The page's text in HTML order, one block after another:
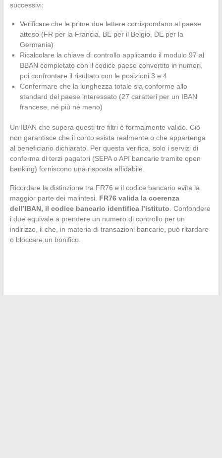
successivi:
Verificare che le prime due lettere corrispondano al paese
atteso (FR per la Francia, BE per il Belgio, DE per la
Germania)
Ricalcolare la chiave di controllo applicando il modulo 97 al
BBAN completato con il codice paese convertito in numeri,
poi confrontare il risultato con le posizioni 3 e 4
Confermare che la lunghezza totale sia conforme allo
standard del paese interessato (27 caratteri per un IBAN
francese, né più né meno)
Un IBAN che supera questi tre filtri è formalmente valido. Ciò
non garantisce che il conto esista realmente o che appartenga
al beneficiario dichiarato. Per questa verifica, solo i servizi di
conferma di terzi pagatori (SEPA o API bancarie tramite open
banking) forniscono una risposta affidabile.
Ricordare la distinzione tra FR76 e il codice bancario evita la
maggior parte dei malintesi. FR76 valida la coerenza
dell’IBAN, il codice bancario identifica l’istituto . Confondere
i due equivale a prendere un numero di controllo per un
indirizzo, il che, in materia di transazioni bancarie, può ritardare
o bloccare un bonifico.